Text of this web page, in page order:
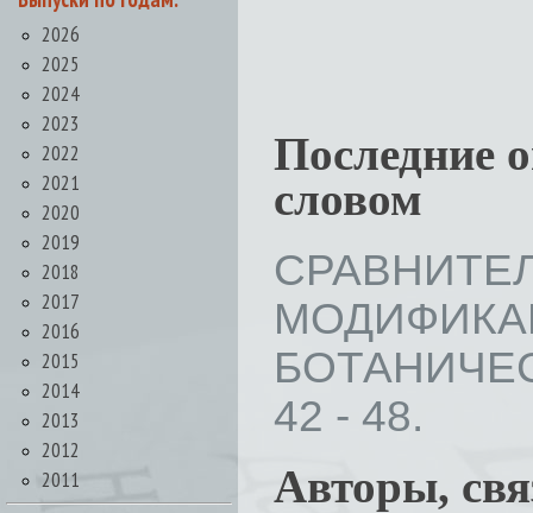
2026
2025
2024
2023
2022
2021
2020
2019
2018
2017
2016
2015
2014
2013
2012
2011
Последние
словом
42 - 48.
Авторы,